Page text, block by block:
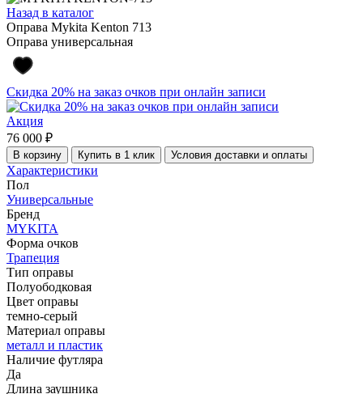
Назад в каталог
Оправа Mykita Kenton 713
Оправа универсальная
Скидка 20% на заказ очков при онлайн записи
Акция
76 000 ₽
В корзину Купить в 1 клик Условия доставки и оплаты
Характеристики
Пол
Универсальные
Бренд
MYKITA
Форма очков
Трапеция
Тип оправы
Полуободковая
Цвет оправы
темно-серый
Материал оправы
металл и пластик
Наличие футляра
Да
Длина заушника